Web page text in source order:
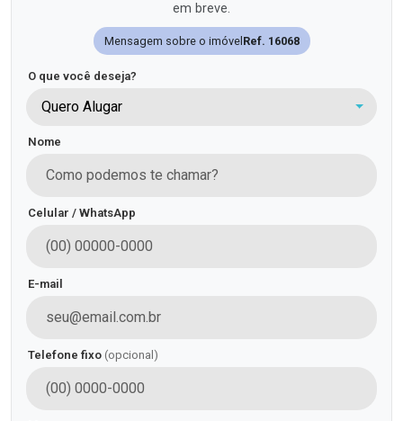
em breve.
Mensagem sobre o imóvel Ref. 16068
O que você deseja?
Quero Alugar
Nome
Celular / WhatsApp
E-mail
Telefone fixo (opcional)